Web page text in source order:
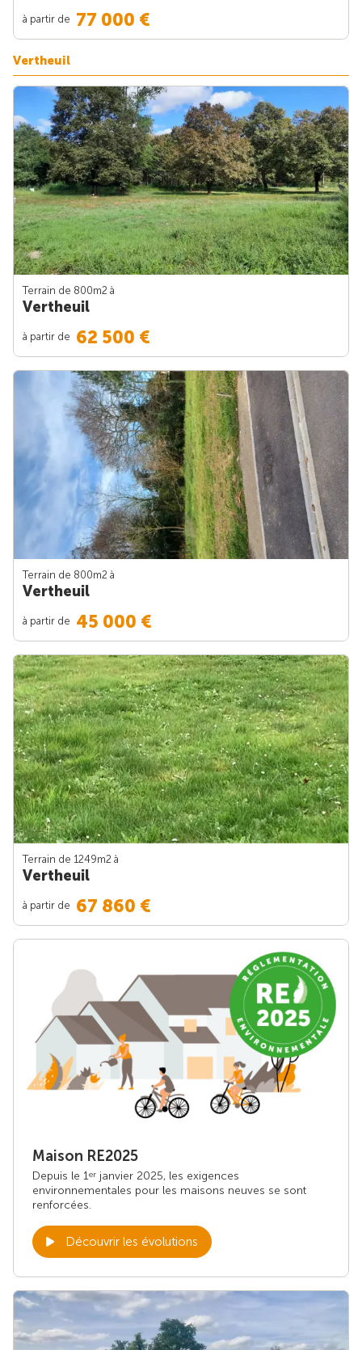
à partir de 77 000 €
Vertheuil
Terrain de 800m2 à
Vertheuil
à partir de 62 500 €
Terrain de 800m2 à
Vertheuil
à partir de 45 000 €
Terrain de 1249m2 à
Vertheuil
à partir de 67 860 €
Maison RE2025
Depuis le 1er janvier 2025, les exigences
environnementales pour les maisons neuves se sont
renforcées.
Découvrir les évolutions